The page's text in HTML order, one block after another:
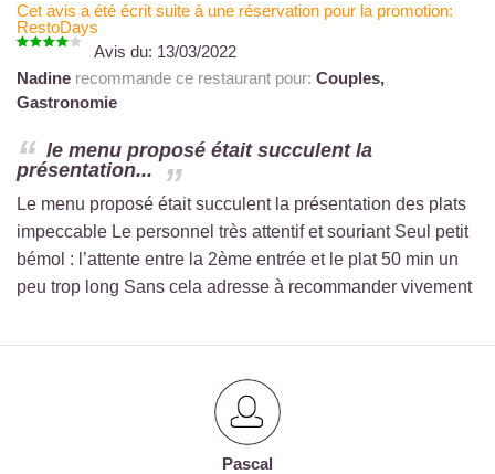
Cet avis a été écrit suite à une réservation pour la promotion:
RestoDays
Avis du: 13/03/2022
Nadine recommande ce restaurant pour: Couples,
Gastronomie
le menu proposé était succulent la
présentation...
Le menu proposé était succulent la présentation des plats
impeccable Le personnel très attentif et souriant Seul petit
bémol : l’attente entre la 2ème entrée et le plat 50 min un
peu trop long Sans cela adresse à recommander vivement
Pascal